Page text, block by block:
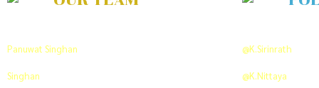
Panuwat Singhan
Singhan
@K.Sirinrath
@K.Nittaya